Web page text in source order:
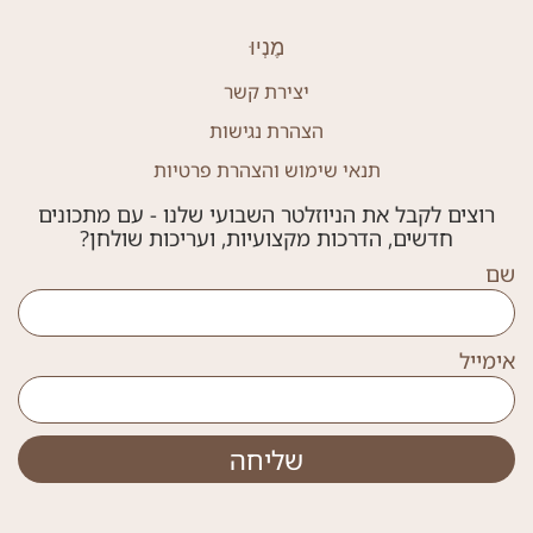
מֶנְיוּ
יצירת קשר
הצהרת נגישות
תנאי שימוש והצהרת פרטיות
רוצים לקבל את הניוזלטר השבועי שלנו - עם מתכונים
חדשים, הדרכות מקצועיות, ועריכות שולחן?
שם
אימייל
שליחה